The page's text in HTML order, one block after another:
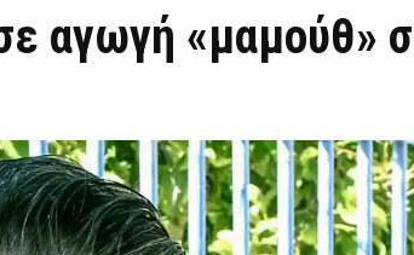
αγωγή «μαμούθ»